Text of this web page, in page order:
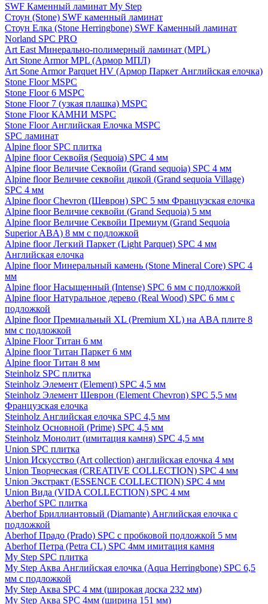
SWF Каменный ламинат My Step
Стоун (Stone) SWF каменный ламинат
Стоун Елка (Stone Herringbone) SWF Каменный ламинат
Norland SPC PRO
Art East Минерально-полимерный ламинат (MPL)
Art Stone Armor MPL (Армор МПЛ)
Art Sone Armor Parquet HV (Армор Паркет Английская елочка)
Stone Floor MSPC
Stone Floor 6 MSPC
Stone Floor 7 (узкая плашка) MSPC
Stone Floor КАМНИ MSPC
Stone Floor Английская Елочка MSPC
SPC ламинат
Alpine floor SPC плитка
Alpine floor Секвойя (Sequoia) SPC 4 мм
Alpine floor Величие Секвойи (Grand sequoia) SPC 4 мм
Alpine floor Величие секвойи дикой (Grand sequoia Village)
SPC 4 мм
Alpine floor Chevron (Шеврон) SPC 5 мм Французская елочка
Alpine floor Величие секвойи (Grand Sequoia) 5 мм
Alpine floor Величие Секвойи Премиум (Grand Sequoia
Superior ABA) 8 мм с подложкой
Alpine floor Легкий Паркет (Light Parquet) SPC 4 мм
Английская елочка
Alpine floor Минеральный камень (Stone Mineral Core) SPC 4
мм
Alpine floor Насыщенный (Intense) SPC 6 мм с подложкой
Alpine floor Натуральное дерево (Real Wood) SPC 6 мм с
подложкой
Alpine floor Премиальный XL (Premium XL) на ABA плите 8
мм с подложкой
Alpine Floor Титан 6 мм
Alpine floor Титан Паркет 6 мм
Alpine floor Титан 8 мм
Steinholz SPC плитка
Steinholz Элемент (Element) SPC 4,5 мм
Steinholz Элемент Шеврон (Element Chevron) SPC 5,5 мм
Французская елочка
Steinholz Английская елочка SPC 4,5 мм
Steinholz Основной (Prime) SPC 4,5 мм
Steinholz Монолит (имитация камня) SPC 4,5 мм
Union SPC плитка
Union Искусство (Art collection) английская елочка 4 мм
Union Творческая (CREATIVE COLLECTION) SPC 4 мм
Union Экстракт (ESSENCE COLLECTION) SPC 4 мм
Union Вида (VIDA COLLECTION) SPC 4 мм
Aberhof SPC плитка
Aberhof Бриллиантовый (Diamante) Английская елочка с
подложкой
Aberhof Прадо (Prado) SPC с пробковой подложкой 5 мм
Aberhof Петра (Petra CL) SPC 4мм имитация камня
My Step SPC плитка
My Step Аква Английская елочка (Aqua Herringbone) SPC 6,5
мм с подложкой
My Step Аква SPC 4 мм (широкая доска 232 мм)
My Step Аква SPC 4мм (ширина 151 мм)